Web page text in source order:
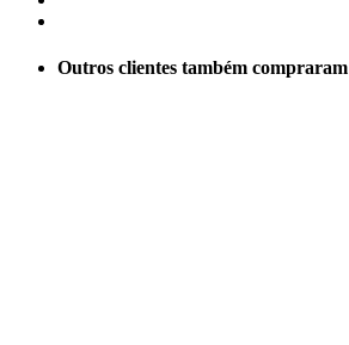
Outros clientes também compraram